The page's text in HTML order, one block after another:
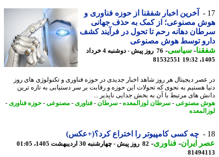
آخرین اخبار شفقنا از حوزه فناوری و
مصنوعی؛ از کمک به حذف جهانی
دهانه رحم تا تحول در فرآیند کشف
توسط هوش مصنوعی
-سیاسی-
76 روز پیش - دوشنبه 4 خرداد
81532551
دیجیتال هر روز شاهد اخبار جدیدی در حوزه فناوری و تکنولوژی های روز
هستیم به نحوی که تحولات این حوزه و رقابت بر سر دستیابی به تازه ترین
های مرتبط با آن به بخش جدایی ناپذیر ...
مصنوعی-سرطان لوزالمعده-سرطان -فناوری- مصنوعی-حوزه فناوری-
چه کسی کامپیوتر را اختراع کرد؟(+عکس)
ایران- فناوری- 82 روز پیش - چهارشنبه 30 اردیبهشت 1405، 01:05